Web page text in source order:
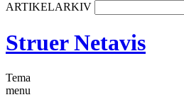
ARTIKELARKIV
Struer Netavis
Tema
menu